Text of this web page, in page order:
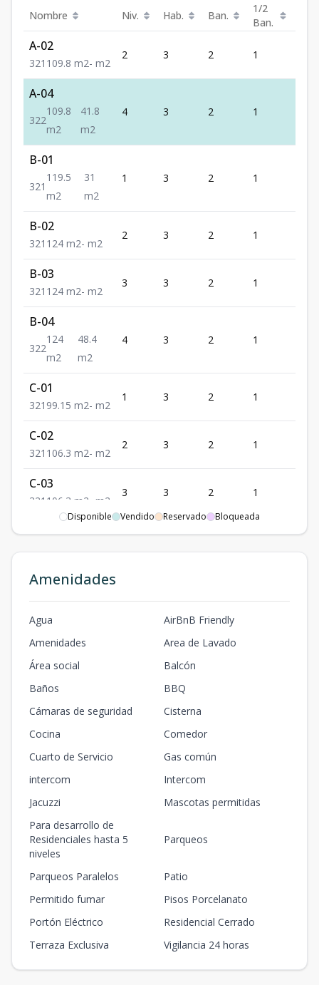
Nombre Niv. Hab. Ban.
1/2
Ban.
A-02
321 109.8 m2- m2
2 3 2 1
A-04
322
109.8
m2
41.8
m2
4 3 2 1
B-01
321
119.5
m2
31
m2
1 3 2 1
B-02
321 124 m2- m2
2 3 2 1
B-03
321 124 m2- m2
3 3 2 1
B-04
322
124
m2
48.4
m2
4 3 2 1
C-01
321 99.15 m2- m2
1 3 2 1
C-02
321 106.3 m2- m2
2 3 2 1
C-03
321 106.3 m2 m2
3 3 2 1
C-04
4 3 2 1 1
A-01
321
105.2
3 2
Disponible Vendido Reservado Bloqueada
Amenidades
Agua
AirBnB Friendly
Amenidades
Area de Lavado
Área social
Balcón
Baños
BBQ
Cámaras de seguridad
Cisterna
Cocina
Comedor
Cuarto de Servicio
Gas común
intercom
Intercom
Jacuzzi
Mascotas permitidas
Para desarrollo de
Residenciales hasta 5
niveles
Parqueos
Parqueos Paralelos
Patio
Permitido fumar
Pisos Porcelanato
Portón Eléctrico
Residencial Cerrado
Terraza Exclusiva
Vigilancia 24 horas